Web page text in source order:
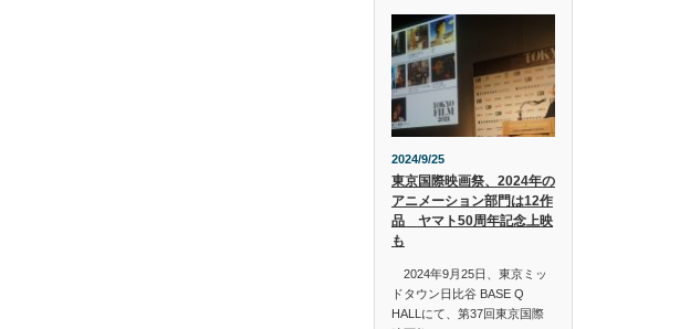
2024/9/25
東京国際映画祭、2024年の
アニメーション部門は12作
品 ヤマト50周年記念上映
も
2024年9月25日、東京ミッ
ドタウン日比谷 BASE Q
HALLにて、第37回東京国際